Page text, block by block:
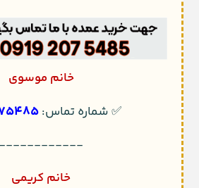
خانم موسوی
✅ شماره تماس:
------------
خانم کریمی